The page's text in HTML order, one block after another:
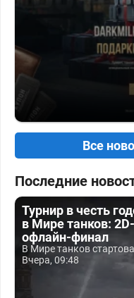
Все
Последние
Турнир в честь
в Мире танков:
офлайн-финал
В Мире танков
Вчера, 09:48